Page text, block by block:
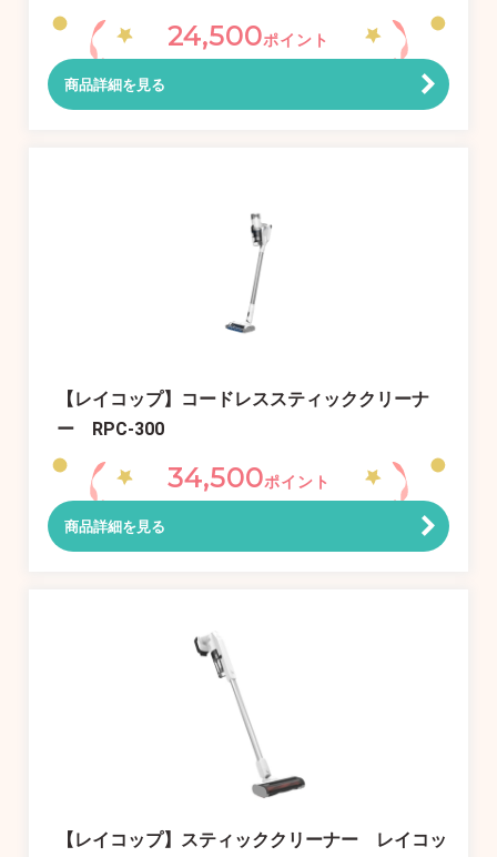
24,500ポイント
商品詳細を見る
【レイコップ】コードレススティッククリーナ
ー RPC-300
34,500ポイント
商品詳細を見る
【レイコップ】スティッククリーナー レイコッ